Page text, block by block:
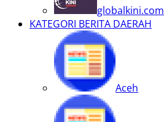
globalkini.com
KATEGORI BERITA DAERAH
Aceh